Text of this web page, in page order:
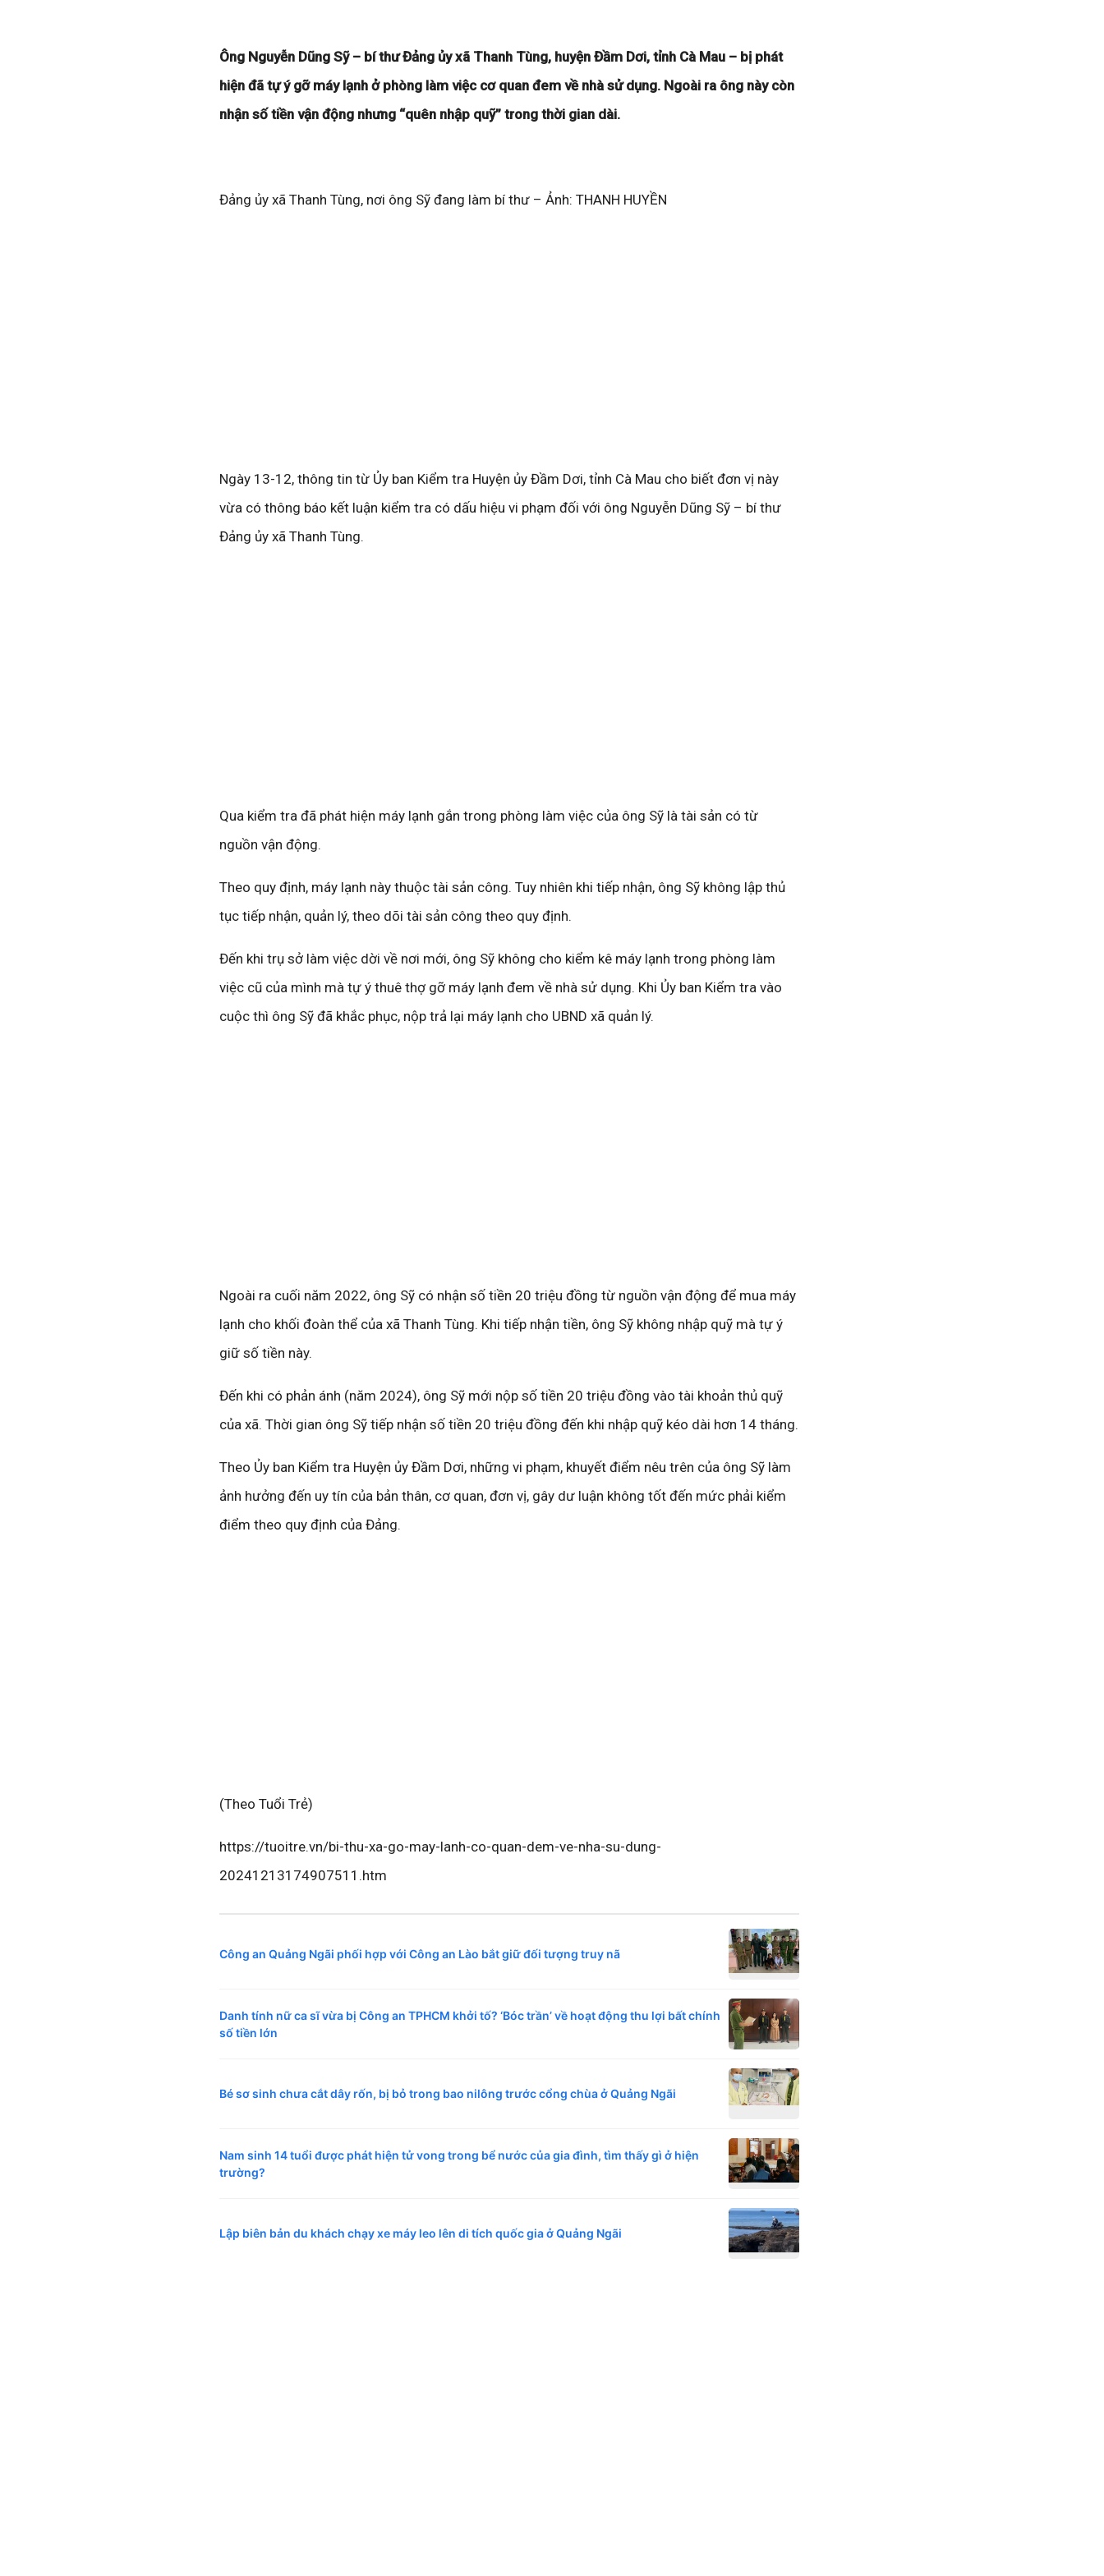
Ông Nguyễn Dũng Sỹ – bí thư Đảng ủy xã Thanh Tùng, huyện Đầm Dơi, tỉnh Cà Mau – bị phát
hiện đã tự ý gỡ máy lạnh ở phòng làm việc cơ quan đem về nhà sử dụng. Ngoài ra ông này còn
nhận số tiền vận động nhưng “quên nhập quỹ” trong thời gian dài.
Đảng ủy xã Thanh Tùng, nơi ông Sỹ đang làm bí thư – Ảnh: THANH HUYỀN
Ngày 13-12, thông tin từ Ủy ban Kiểm tra Huyện ủy Đầm Dơi, tỉnh Cà Mau cho biết đơn vị này
vừa có thông báo kết luận kiểm tra có dấu hiệu vi phạm đối với ông Nguyễn Dũng Sỹ – bí thư
Đảng ủy xã Thanh Tùng.
Qua kiểm tra đã phát hiện máy lạnh gắn trong phòng làm việc của ông Sỹ là tài sản có từ
nguồn vận động.
Theo quy định, máy lạnh này thuộc tài sản công. Tuy nhiên khi tiếp nhận, ông Sỹ không lập thủ
tục tiếp nhận, quản lý, theo dõi tài sản công theo quy định.
Đến khi trụ sở làm việc dời về nơi mới, ông Sỹ không cho kiểm kê máy lạnh trong phòng làm
việc cũ của mình mà tự ý thuê thợ gỡ máy lạnh đem về nhà sử dụng. Khi Ủy ban Kiểm tra vào
cuộc thì ông Sỹ đã khắc phục, nộp trả lại máy lạnh cho UBND xã quản lý.
Ngoài ra cuối năm 2022, ông Sỹ có nhận số tiền 20 triệu đồng từ nguồn vận động để mua máy
lạnh cho khối đoàn thể của xã Thanh Tùng. Khi tiếp nhận tiền, ông Sỹ không nhập quỹ mà tự ý
giữ số tiền này.
Đến khi có phản ánh (năm 2024), ông Sỹ mới nộp số tiền 20 triệu đồng vào tài khoản thủ quỹ
của xã. Thời gian ông Sỹ tiếp nhận số tiền 20 triệu đồng đến khi nhập quỹ kéo dài hơn 14 tháng.
Theo Ủy ban Kiểm tra Huyện ủy Đầm Dơi, những vi phạm, khuyết điểm nêu trên của ông Sỹ làm
ảnh hưởng đến uy tín của bản thân, cơ quan, đơn vị, gây dư luận không tốt đến mức phải kiểm
điểm theo quy định của Đảng.
(Theo Tuổi Trẻ)
https://tuoitre.vn/bi-thu-xa-go-may-lanh-co-quan-dem-ve-nha-su-dung-
20241213174907511.htm
Công an Quảng Ngãi phối hợp với Công an Lào bắt giữ đối tượng truy nã
Danh tính nữ ca sĩ vừa bị Công an TPHCM khởi tố? ‘Bóc trần’ về hoạt động thu lợi bất chính
số tiền lớn
Bé sơ sinh chưa cắt dây rốn, bị bỏ trong bao nilông trước cổng chùa ở Quảng Ngãi
Nam sinh 14 tuổi được phát hiện tử vong trong bể nước của gia đình, tìm thấy gì ở hiện
trường?
Lập biên bản du khách chạy xe máy leo lên di tích quốc gia ở Quảng Ngãi